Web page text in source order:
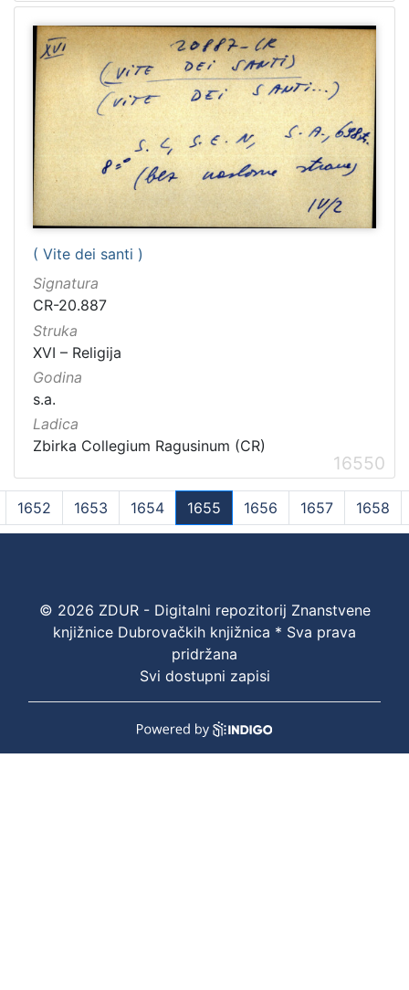
( Vite dei santi )
Signatura
CR-20.887
Struka
XVI – Religija
Godina
s.a.
Ladica
Zbirka Collegium Ragusinum (CR)
16550
1652 1653 1654
1655
(current)
1656 1657 1658
© 2026 ZDUR - Digitalni repozitorij Znanstvene
knjižnice Dubrovačkih knjižnica * Sva prava
pridržana
Svi dostupni zapisi